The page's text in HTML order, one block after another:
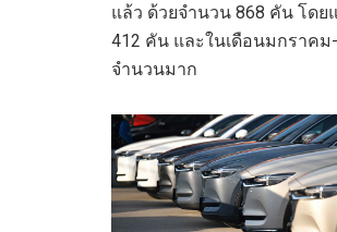
แล้ว ด้วยจำนวน 868 คัน โด
412 คัน และในเดือนมกราค
จำนวนมาก